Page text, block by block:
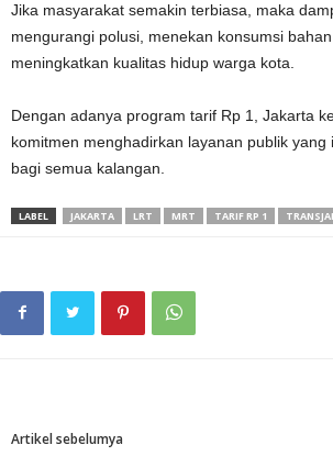
Jika masyarakat semakin terbiasa, maka
mengurangi polusi, menekan konsumsi
meningkatkan kualitas hidup warga kota.
Dengan adanya program tarif Rp 1, Jakarta
komitmen menghadirkan layanan publik yang
bagi semua kalangan.
LABEL JAKARTA LRT MRT TARIF RP 1
Artikel sebelumya